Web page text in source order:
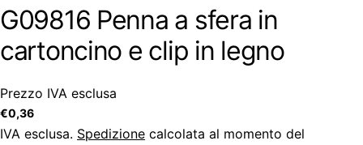
G09816 Penna a sfera in
cartoncino e clip in legno
Prezzo IVA esclusa
Prezzo
regolare
€0,36
IVA esclusa. Spedizione calcolata al momento del